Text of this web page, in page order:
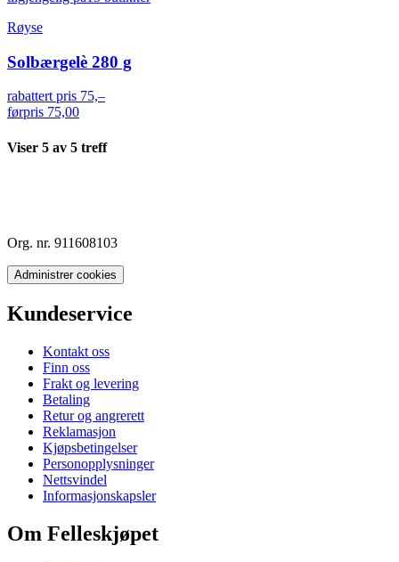
Røyse
Solbærgelè 280 g
rabattert pris 75,–
førpris 75,00
Viser 5 av 5 treff
Org. nr. 911608103
Administrer cookies
Kundeservice
Kontakt oss
Finn oss
Frakt og levering
Betaling
Retur og angrerett
Reklamasjon
Kjøpsbetingelser
Personopplysninger
Nettsvindel
Informasjonskapsler
Om Felleskjøpet